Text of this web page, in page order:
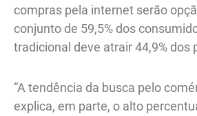
compras pela internet serão
conjunto de 59,5% dos
tradicional deve atrair 44,9% dos
“A tendência da busca pelo
explica, em parte, o alto